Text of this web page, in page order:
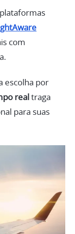
com
escolha por
real traga
para suas